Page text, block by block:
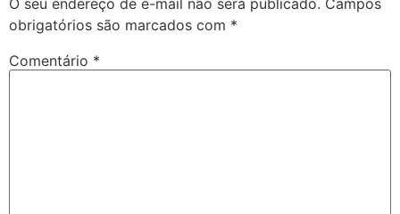
O seu endereço de e-mail não será publicado. Campos
obrigatórios são marcados com *
Comentário *